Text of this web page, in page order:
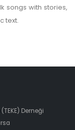
songs with stories,
text.
Derneği